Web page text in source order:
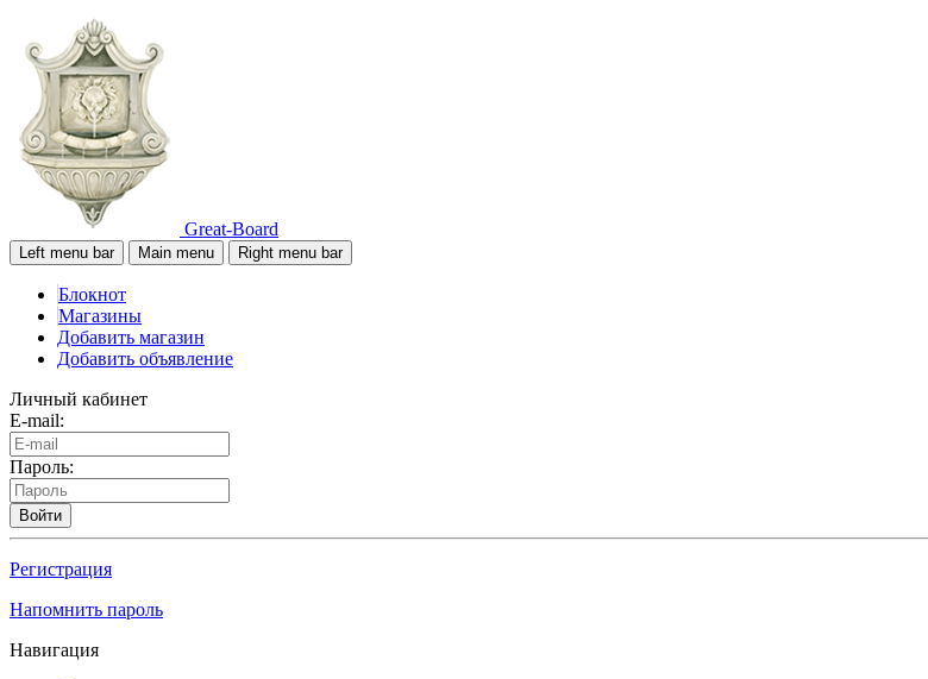
Great-Board
Left menu bar Main menu Right menu bar
Блокнот
Магазины
Добавить магазин
Добавить объявление
Личный кабинет
E-mail:
Пароль:
Войти
Регистрация
Напомнить пароль
Навигация